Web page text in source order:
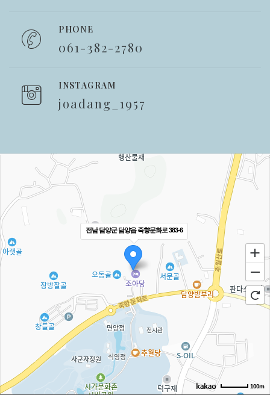
PHONE
061-382-2780
INSTAGRAM
joadang_1957
전남 담양군 담양읍 죽향문화로 383-6
100m